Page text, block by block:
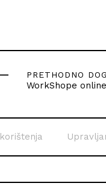
PRETHODNO
WorkShope